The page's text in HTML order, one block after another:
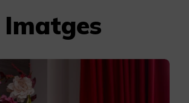
Imatges